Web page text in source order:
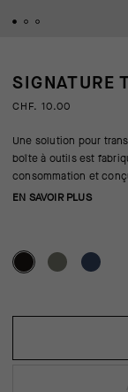
SIGNATURE
CHF. 10.00
Une solution pour
boîte à outils est
consommation et
EN SAVOIR PLUS